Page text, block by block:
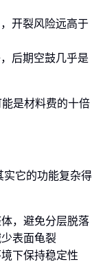
，开裂风险远高于
后期空鼓几乎是
是材料费的十倍
实它的功能复杂得
，避免分层脱落
表面龟裂
下保持稳定性